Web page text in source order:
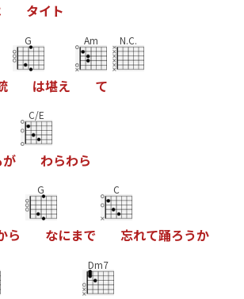
タイ ト
G
は堪え
Am
て
N.C.
が
C/E
わらわら
ら
G
なにまで
C
忘れて踊ろうか
Dm7